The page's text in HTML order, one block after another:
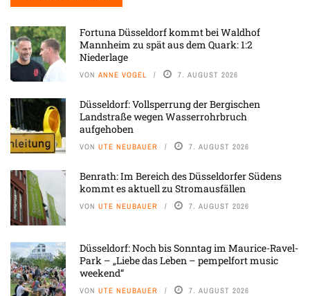
Fortuna Düsseldorf kommt bei Waldhof
Mannheim zu spät aus dem Quark: 1:2
Niederlage
VON ANNE VOGEL 7. AUGUST 2026
Düsseldorf: Vollsperrung der Bergischen
Landstraße wegen Wasserrohrbruch
aufgehoben
VON UTE NEUBAUER 7. AUGUST 2026
Benrath: Im Bereich des Düsseldorfer Südens
kommt es aktuell zu Stromausfällen
VON UTE NEUBAUER 7. AUGUST 2026
Düsseldorf: Noch bis Sonntag im Maurice-Ravel-
Park – „Liebe das Leben – pempelfort music
weekend“
VON UTE NEUBAUER 7. AUGUST 2026